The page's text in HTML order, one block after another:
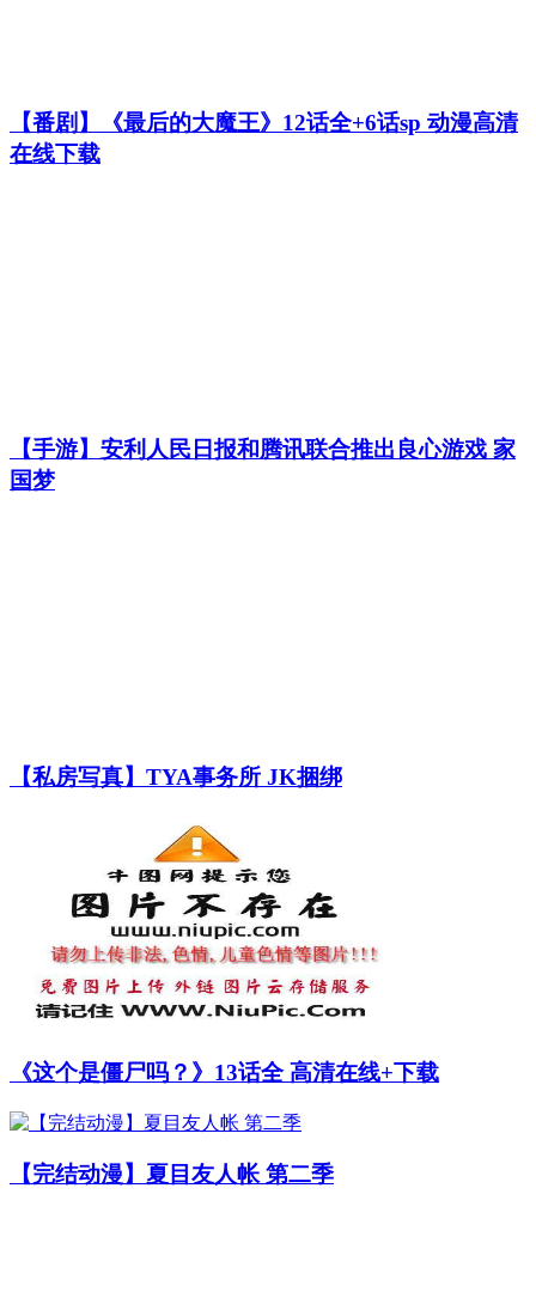
【番剧】《最后的大魔王》12话全+6话sp 动漫高清
在线下载
【手游】安利人民日报和腾讯联合推出良心游戏 家
国梦
【私房写真】TYA事务所 JK捆绑
《这个是僵尸吗？》13话全 高清在线+下载
【完结动漫】夏目友人帐 第二季